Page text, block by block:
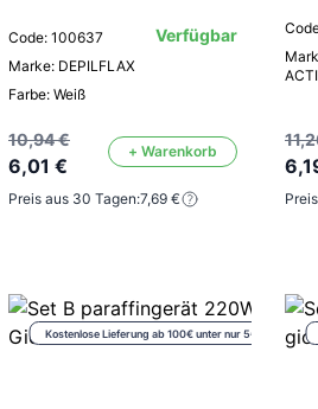
Code: 100637
Marke: DEPILFLAX
Farbe: Weiß
Verfügbar
10,94 €
6,01 €
+ Warenkorb
Preis aus 30 Tagen:7,69 €
Kostenlose Lieferung ab 100€ unter nur 5€